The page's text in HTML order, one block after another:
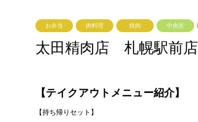
お弁当 肉料理 焼肉 中央区
太田精肉店 札幌駅前店
【テイクアウトメニュー紹介】
【持ち帰りセット】